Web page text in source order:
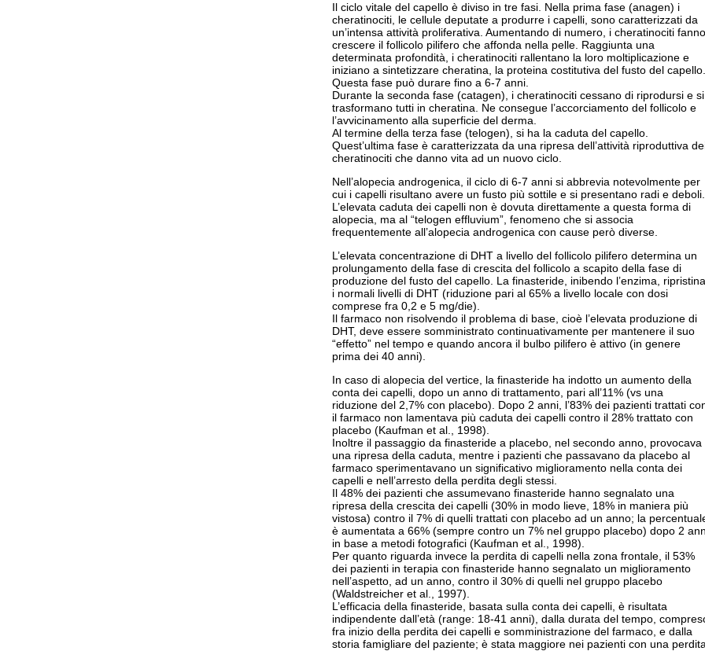
Il ciclo vitale del capello è diviso in tre fasi. Nella prima fase (anagen) i
cheratinociti, le cellule deputate a produrre i capelli, sono caratterizzati da
un’intensa attività proliferativa. Aumentando di numero, i cheratinociti fanno
crescere il follicolo pilifero che affonda nella pelle. Raggiunta una
determinata profondità, i cheratinociti rallentano la loro moltiplicazione e
iniziano a sintetizzare cheratina, la proteina costitutiva del fusto del capello.
Questa fase può durare fino a 6-7 anni.
Durante la seconda fase (catagen), i cheratinociti cessano di riprodursi e si
trasformano tutti in cheratina. Ne consegue l’accorciamento del follicolo e
l’avvicinamento alla superficie del derma.
Al termine della terza fase (telogen), si ha la caduta del capello.
Quest’ultima fase è caratterizzata da una ripresa dell’attività riproduttiva
cheratinociti che danno vita ad un nuovo ciclo.
Nell’alopecia androgenica, il ciclo di 6-7 anni si abbrevia notevolmente per
cui i capelli risultano avere un fusto più sottile e si presentano radi e deboli.
L’elevata caduta dei capelli non è dovuta direttamente a questa forma di
alopecia, ma al “telogen effluvium”, fenomeno che si associa
frequentemente all’alopecia androgenica con cause però diverse.
L’elevata concentrazione di DHT a livello del follicolo pilifero determina un
prolungamento della fase di crescita del follicolo a scapito della fase di
produzione del fusto del capello. La finasteride, inibendo l’enzima, ripristina
i normali livelli di DHT (riduzione pari al 65% a livello locale con dosi
comprese fra 0,2 e 5 mg/die).
Il farmaco non risolvendo il problema di base, cioè l’elevata produzione di
DHT, deve essere somministrato continuativamente per mantenere il suo
“effetto” nel tempo e quando ancora il bulbo pilifero è attivo (in genere
prima dei 40 anni).
In caso di alopecia del vertice, la finasteride ha indotto un aumento della
conta dei capelli, dopo un anno di trattamento, pari all’11% (vs una
riduzione del 2,7% con placebo). Dopo 2 anni, l’83% dei pazienti trattati
il farmaco non lamentava più caduta dei capelli contro il 28% trattato con
placebo (Kaufman et al., 1998).
Inoltre il passaggio da finasteride a placebo, nel secondo anno, provocava
una ripresa della caduta, mentre i pazienti che passavano da placebo al
farmaco sperimentavano un significativo miglioramento nella conta dei
capelli e nell’arresto della perdita degli stessi.
Il 48% dei pazienti che assumevano finasteride hanno segnalato una
ripresa della crescita dei capelli (30% in modo lieve, 18% in maniera più
vistosa) contro il 7% di quelli trattati con placebo ad un anno; la
è aumentata a 66% (sempre contro un 7% nel gruppo placebo) dopo 2
in base a metodi fotografici (Kaufman et al., 1998).
Per quanto riguarda invece la perdita di capelli nella zona frontale, il 53%
dei pazienti in terapia con finasteride hanno segnalato un miglioramento
nell’aspetto, ad un anno, contro il 30% di quelli nel gruppo placebo
(Waldstreicher et al., 1997).
L’efficacia della finasteride, basata sulla conta dei capelli, è risultata
indipendente dall’età (range: 18-41 anni), dalla durata del tempo,
fra inizio della perdita dei capelli e somministrazione del farmaco, e dalla
storia famigliare del paziente; è stata maggiore nei pazienti con una